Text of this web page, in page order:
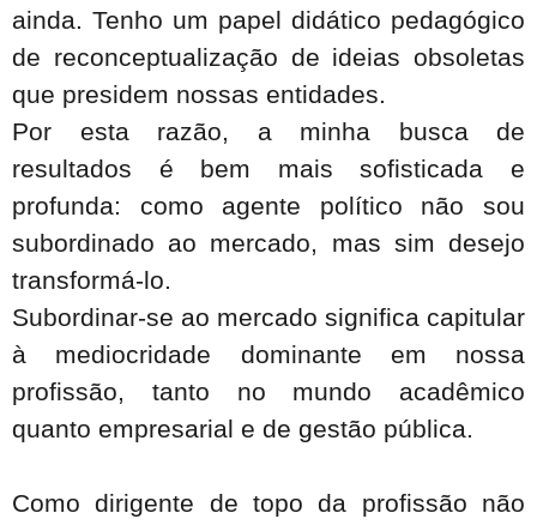
ainda. Tenho um papel didático pedagógico
de reconceptualização de ideias obsoletas
que presidem nossas entidades.
Por esta razão, a minha busca de
resultados é bem mais sofisticada e
profunda: como agente político não sou
subordinado ao mercado, mas sim desejo
transformá-lo.
Subordinar-se ao mercado significa capitular
à mediocridade dominante em nossa
profissão, tanto no mundo acadêmico
quanto empresarial e de gestão pública.
Como dirigente de topo da profissão não